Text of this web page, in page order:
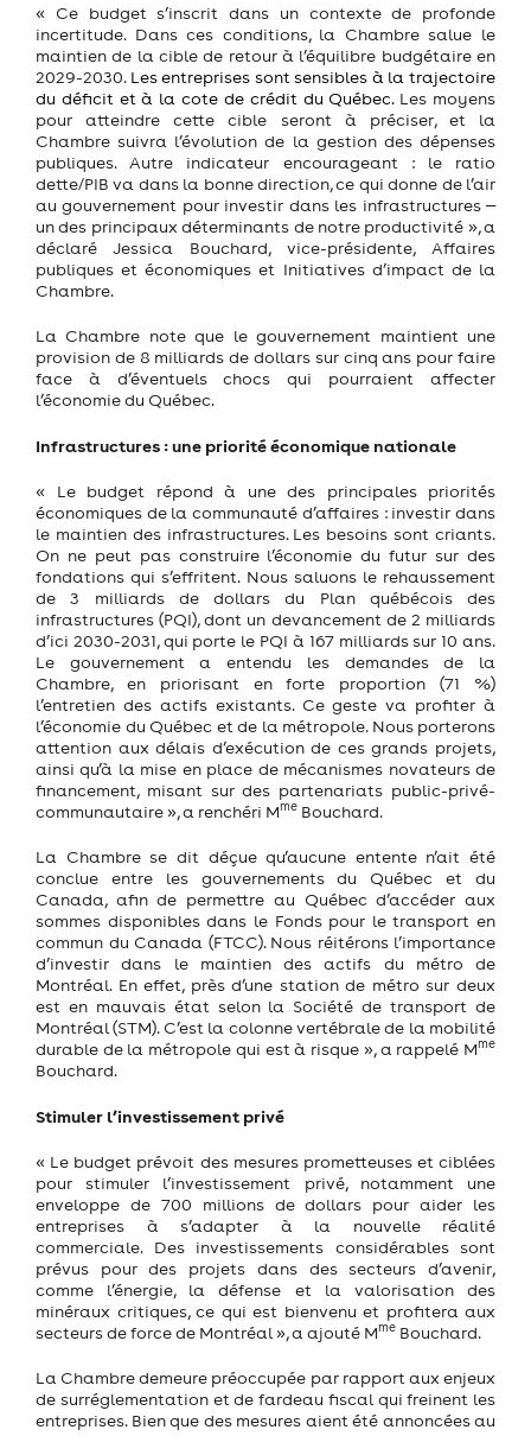
« Ce budget s’inscrit dans un contexte de profonde
incertitude. Dans ces conditions, la Chambre salue le
maintien de la cible de retour à l’équilibre budgétaire en
2029-2030. Les entreprises sont sensibles à la trajectoire
du déficit et à la cote de crédit du Québec. Les moyens
pour atteindre cette cible seront à préciser, et la
Chambre suivra l’évolution de la gestion des dépenses
publiques. Autre indicateur encourageant : le ratio
dette/PIB va dans la bonne direction, ce qui donne de l’air
au gouvernement pour investir dans les infrastructures ‒
un des principaux déterminants de notre productivité », a
déclaré Jessica Bouchard, vice-présidente, Affaires
publiques et économiques et Initiatives d’impact de la
Chambre.
La Chambre note que le gouvernement maintient une
provision de 8 milliards de dollars sur cinq ans pour faire
face à d’éventuels chocs qui pourraient affecter
l’économie du Québec.
Infrastructures : une priorité économique nationale
« Le budget répond à une des principales priorités
économiques de la communauté d’affaires : investir dans
le maintien des infrastructures. Les besoins sont criants.
On ne peut pas construire l’économie du futur sur des
fondations qui s’effritent. Nous saluons le rehaussement
de 3 milliards de dollars du Plan québécois des
infrastructures (PQI), dont un devancement de 2 milliards
d’ici 2030-2031, qui porte le PQI à 167 milliards sur 10 ans.
Le gouvernement a entendu les demandes de la
Chambre, en priorisant en forte proportion (71 %)
l’entretien des actifs existants. Ce geste va profiter à
l’économie du Québec et de la métropole. Nous porterons
attention aux délais d’exécution de ces grands projets,
ainsi qu’à la mise en place de mécanismes novateurs de
financement, misant sur des partenariats public-privé-
communautaire », a renchéri Mme Bouchard.
La Chambre se dit déçue qu’aucune entente n’ait été
conclue entre les gouvernements du Québec et du
Canada, afin de permettre au Québec d’accéder aux
sommes disponibles dans le Fonds pour le transport en
commun du Canada (FTCC). Nous réitérons l’importance
d’investir dans le maintien des actifs du métro de
Montréal. En effet, près d’une station de métro sur deux
est en mauvais état selon la Société de transport de
Montréal (STM). C’est la colonne vertébrale de la mobilité
durable de la métropole qui est à risque », a rappelé Mme
Bouchard.
Stimuler l’investissement privé
« Le budget prévoit des mesures prometteuses et ciblées
pour stimuler l’investissement privé, notamment une
enveloppe de 700 millions de dollars pour aider les
entreprises à s’adapter à la nouvelle réalité
commerciale. Des investissements considérables sont
prévus pour des projets dans des secteurs d’avenir,
comme l’énergie, la défense et la valorisation des
minéraux critiques, ce qui est bienvenu et profitera aux
secteurs de force de Montréal », a ajouté Mme Bouchard.
La Chambre demeure préoccupée par rapport aux enjeux
de surréglementation et de fardeau fiscal qui freinent les
entreprises. Bien que des mesures aient été annoncées au